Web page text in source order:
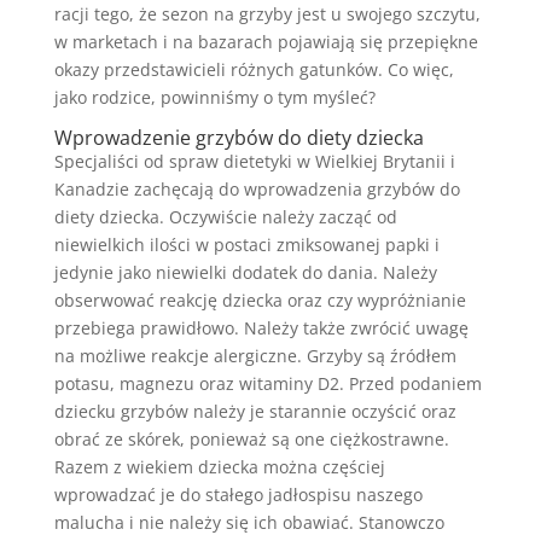
racji tego, że sezon na grzyby jest u swojego szczytu,
w marketach i na bazarach pojawiają się przepiękne
okazy przedstawicieli różnych gatunków. Co więc,
jako rodzice, powinniśmy o tym myśleć?
Wprowadzenie grzybów do diety dziecka
Specjaliści od spraw dietetyki w Wielkiej Brytanii i
Kanadzie zachęcają do wprowadzenia grzybów do
diety dziecka. Oczywiście należy zacząć od
niewielkich ilości w postaci zmiksowanej papki i
jedynie jako niewielki dodatek do dania. Należy
obserwować reakcję dziecka oraz czy wypróżnianie
przebiega prawidłowo. Należy także zwrócić uwagę
na możliwe reakcje alergiczne. Grzyby są źródłem
potasu, magnezu oraz witaminy D2. Przed podaniem
dziecku grzybów należy je starannie oczyścić oraz
obrać ze skórek, ponieważ są one ciężkostrawne.
Razem z wiekiem dziecka można częściej
wprowadzać je do stałego jadłospisu naszego
malucha i nie należy się ich obawiać. Stanowczo